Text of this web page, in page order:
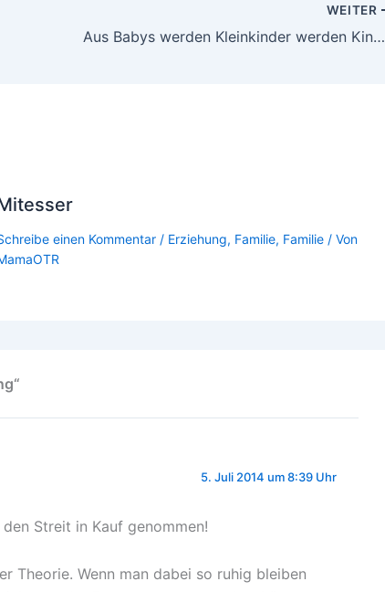
WEITER
Aus Babys werden Kleinkinder werden Kinder werden junge Persönlichkeiten
einen Kommentar / Erziehung, Familie, Familie/ Von
5. Juli 2014 um 8:39 Uhr
Streit in Kauf genommen!
Theorie. Wenn man dabei so ruhig bleiben